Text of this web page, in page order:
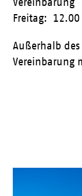
Freitag:
Außerhalb
Vereinbarung